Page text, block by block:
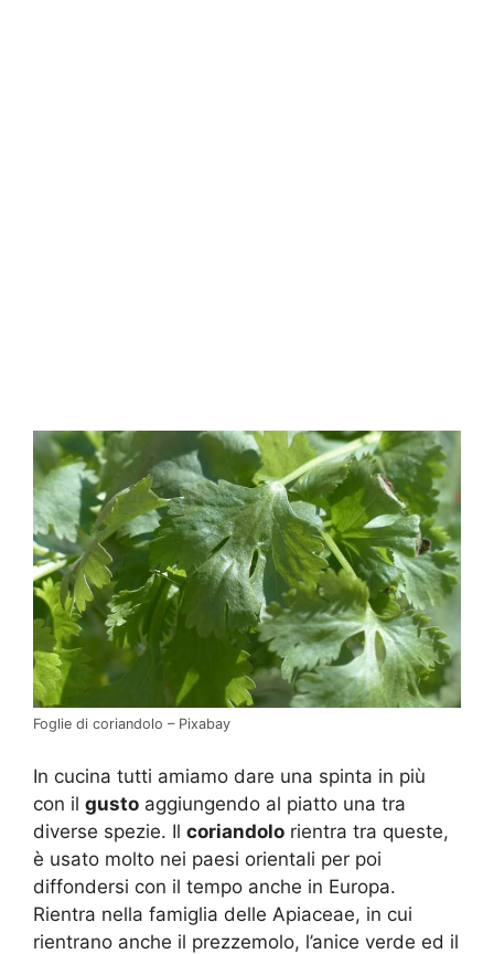
Foglie di coriandolo – Pixabay
In cucina tutti amiamo dare una spinta in più
con il gusto aggiungendo al piatto una tra
diverse spezie. Il coriandolo rientra tra queste,
è usato molto nei paesi orientali per poi
diffondersi con il tempo anche in Europa.
Rientra nella famiglia delle Apiaceae, in cui
rientrano anche il prezzemolo, l’anice verde ed il